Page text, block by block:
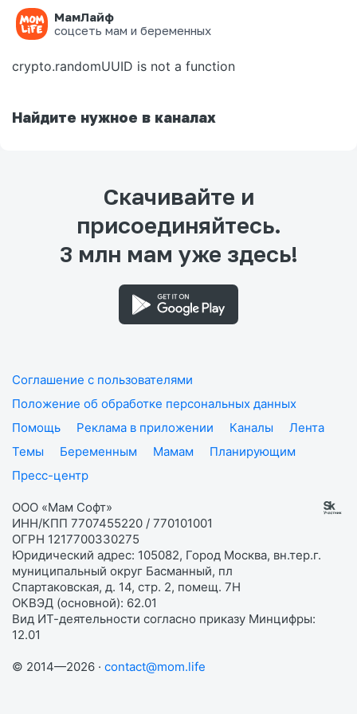
МамЛайф
соцсеть мам и беременных
Ошибка на странице
crypto.randomUUID is not a function
Найдите нужное в каналах
Скачивайте и
присоединяйтесь.
3 млн мам уже здесь!
Соглашение с пользователями
Положение об обработке персональных данных
Помощь
Реклама в приложении Каналы
Лента
Темы
Беременным Мамам
Планирующим
Пресс-центр
ООО «Мам Софт»
ИНН/КПП 7707455220 / 770101001
ОГРН 1217700330275
Юридический адрес: 105082, Город Москва, вн.тер.г.
муниципальный округ Басманный, пл
Спартаковская, д. 14, стр. 2, помещ. 7Н
ОКВЭД (основной): 62.01
Вид ИТ-деятельности согласно приказу Минцифры:
12.01
© 2014—2026 · contact@mom.life